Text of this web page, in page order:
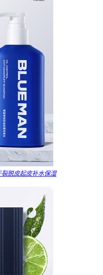
脱皮起皮补水保湿